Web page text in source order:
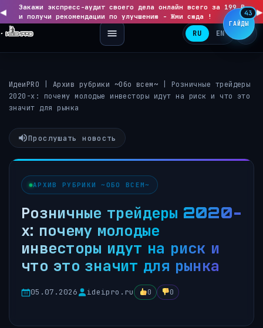
◀
Закажи экспресс-аудит своего дела онлайн всего за 199 ₽
и получи рекомендации по улучшению - Жми сюда !
▶
RU EN
ИдеиPRO Архив рубрики ~Обо всем~
Розничные трейдеры
2020-х: почему молодые инвесторы идут на риск и что это
значит для рынка
Прослушать новость
АРХИВ РУБРИКИ ~ОБО ВСЕМ~
Розничные трейдеры 2020-
х: почему молодые
инвесторы идут на риск и
что это значит для рынка
05.07.2026 ideipro.ru 0 0
ГАЙДЫ
43